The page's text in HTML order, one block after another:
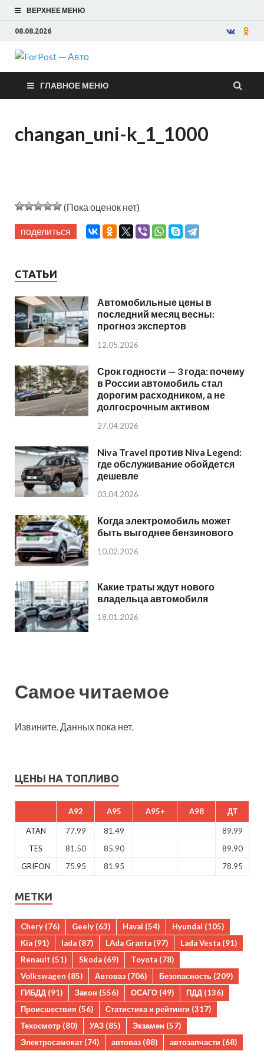
ВЕРХНЕЕ МЕНЮ
08.08.2026
ForPost —
Авто
ГЛАВНОЕ МЕНЮ
changan_uni-k_1_1000
(Пока оценок нет)
поделиться
СТАТЬИ
Автомобильные цены в
последний месяц весны:
прогноз экспертов
12.05.2026
Срок годности — 3 года: почему
в России автомобиль стал
дорогим расходником, а не
долгосрочным активом
27.04.2026
Niva Travel против Niva Legend:
где обслуживание обойдется
дешевле
03.04.2026
Когда электромобиль может
быть выгоднее бензинового
10.02.2026
Какие траты ждут нового
владельца автомобиля
18.01.2026
Самое читаемое
Извините. Данных пока нет.
ЦЕНЫ НА ТОПЛИВО
A92 A95 A95+ A98 ДТ
ATAN 77.99 81.49
89.99
TES
81.50 85.90
89.90
GRIFON
75.95 81.95 78.95
МЕТКИ
Chery (76) Geely (63) Haval (54) Hyundai (105)
Kia (91) lada (87) LAda Granta (97) Lada Vesta (91)
Renault (51) Skoda (69) Toyota (78)
Volkswagen (85) Автоваз (706) Безопасность (209)
ГИБДД (91) Закон (556) ОСАГО (49) ПДД (136)
Происшествия (56) Статистика и рейтинги (317)
Техосмотр (80) УАЗ (85) Экзамен (57)
Электросамокат (74) автоваз (88) автозапчасти (68)